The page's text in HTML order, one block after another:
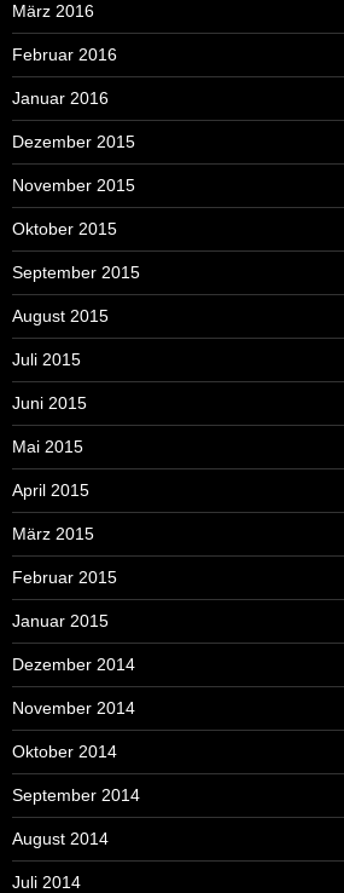
März 2016
Februar 2016
Januar 2016
Dezember 2015
November 2015
Oktober 2015
September 2015
August 2015
Juli 2015
Juni 2015
Mai 2015
April 2015
März 2015
Februar 2015
Januar 2015
Dezember 2014
November 2014
Oktober 2014
September 2014
August 2014
Juli 2014